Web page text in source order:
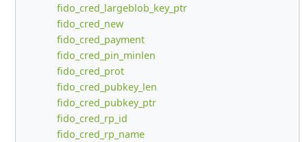
fido_cred_largeblob_key_ptr
fido_cred_new
fido_cred_payment
fido_cred_pin_minlen
fido_cred_prot
fido_cred_pubkey_len
fido_cred_pubkey_ptr
fido_cred_rp_id
fido_cred_rp_name